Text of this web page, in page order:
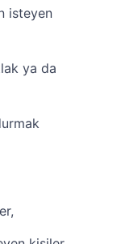
isteyen
ya da